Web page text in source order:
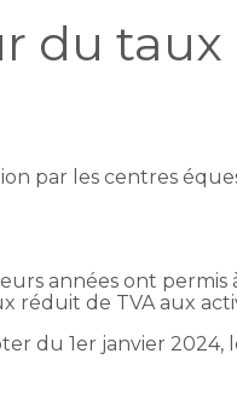
du
par les centres
années ont permis
réduit de TVA aux
du 1er janvier 2024,